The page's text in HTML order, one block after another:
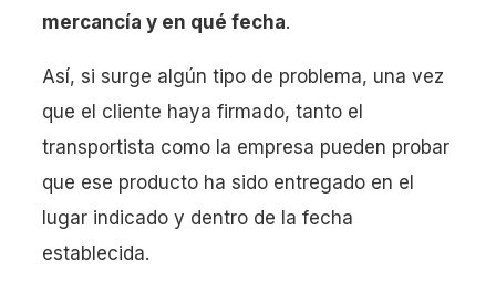
mercancía y en qué fecha.
Así, si surge algún tipo de problema, una vez
que el cliente haya firmado, tanto el
transportista como la empresa pueden probar
que ese producto ha sido entregado en el
lugar indicado y dentro de la fecha
establecida.